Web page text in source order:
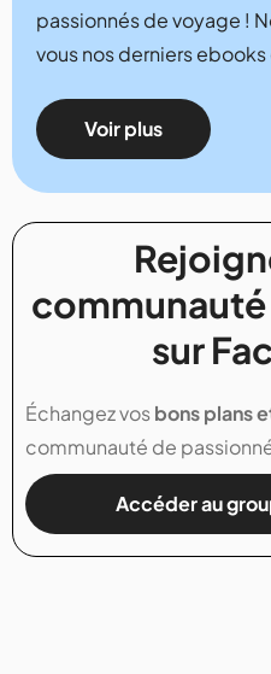
passionnés de voyage !
vous nos derniers
Voir plus
sur
Échangez vosbons plans
communauté de
Accéder au